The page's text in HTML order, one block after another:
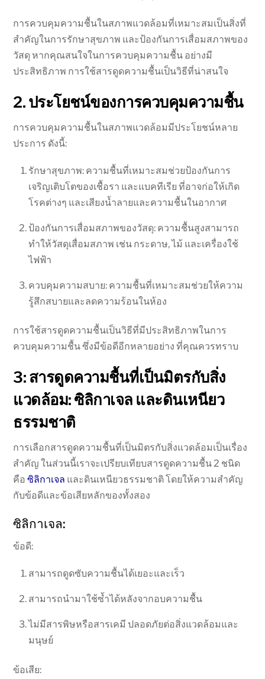
การควบคุมความชื้นในสภาพแวดล้อมที่เหมาะสมเป็นสิ่งที่
สำคัญในการรักษาสุขภาพ และป้องกันการเสื่อมสภาพของ
วัสดุ หากคุณสนใจในการควบคุมความชื้น อย่างมี
ประสิทธิภาพ การใช้สารดูดความชื้นเป็นวิธีที่น่าสนใจ
2. ประโยชน์ของการควบคุมความชื้น
การควบคุมความชื้นในสภาพแวดล้อมมีประโยชน์หลาย
ประการ ดังนี้:
รักษาสุขภาพ: ความชื้นที่เหมาะสมช่วยป้องกันการ
เจริญเติบโตของเชื้อรา และแบคทีเรีย ที่อาจก่อให้เกิด
โรคต่างๆ และเสียงน้ำลายและความชื้นในอากาศ
ป้องกันการเสื่อมสภาพของวัสดุ: ความชื้นสูงสามารถ
ทำให้วัสดุเสื่อมสภาพ เช่น กระดาษ, ไม้ และเครื่องใช้
ไฟฟ้า
ควบคุมความสบาย: ความชื้นที่เหมาะสมช่วยให้ความ
รู้สึกสบายและลดความร้อนในห้อง
การใช้สารดูดความชื้นเป็นวิธีที่มีประสิทธิภาพในการ
ควบคุมความชื้น ซึ่งมีข้อดีอีกหลายอย่าง ที่คุณควรทราบ
3: สารดูดความชื้นที่เป็นมิตรกับสิ่ง
แวดล้อม: ซิลิกาเจล และดินเหนียว
ธรรมชาติ
การเลือกสารดูดความชื้นที่เป็นมิตรกับสิ่งแวดล้อมเป็นเรื่อง
สำคัญ ในส่วนนี้เราจะเปรียบเทียบสารดูดความชื้น 2 ชนิด
คือซิลิกาเจล และดินเหนียวธรรมชาติ โดยให้ความสำคัญ
กับข้อดีและข้อเสียหลักของทั้งสอง
ซิลิกาเจล:
ข้อดี:
สามารถดูดซับความชื้นได้เยอะและเร็ว
สามารถนำมาใช้ซ้ำได้หลังจากอบความชื้น
ไม่มีสารพิษหรือสารเคมี ปลอดภัยต่อสิ่งแวดล้อมและ
มนุษย์
ข้อเสีย: